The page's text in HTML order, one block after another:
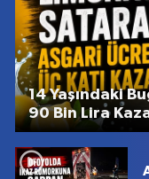
14 Yaşındaki
90 Bin Lira